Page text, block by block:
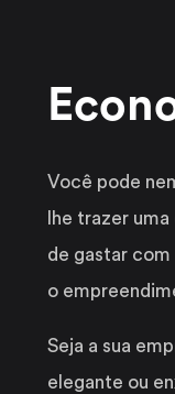
Você pode
lhe trazer
de gastar com
o
Seja a sua
elegante ou